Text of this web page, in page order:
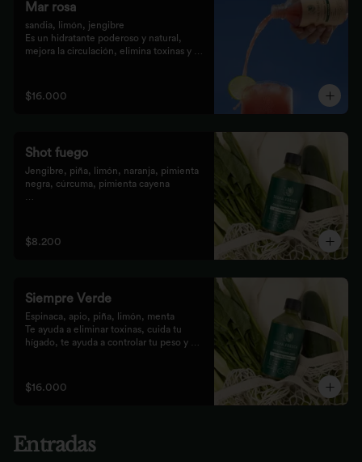
Mar rosa
sandia, limón, jengibre
Es un hidratante poderoso y natural,
mejora la circulación, elimina toxinas y
$16.000
Shot fuego
Jengibre, piña, limón, naranja, pimienta
negra, cúrcuma, pimienta cayena
inflamación del organismo.
recomendamos tomarlo solo con soda o
$8.200
Siempre Verde
Espinaca, apio, piña, limón, menta
Te ayuda a eliminar toxinas, cuida tu
hígado, te ayuda a controlar tu peso y
$16.000
Entradas